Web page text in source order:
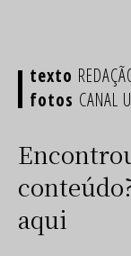
CANAL
aqui